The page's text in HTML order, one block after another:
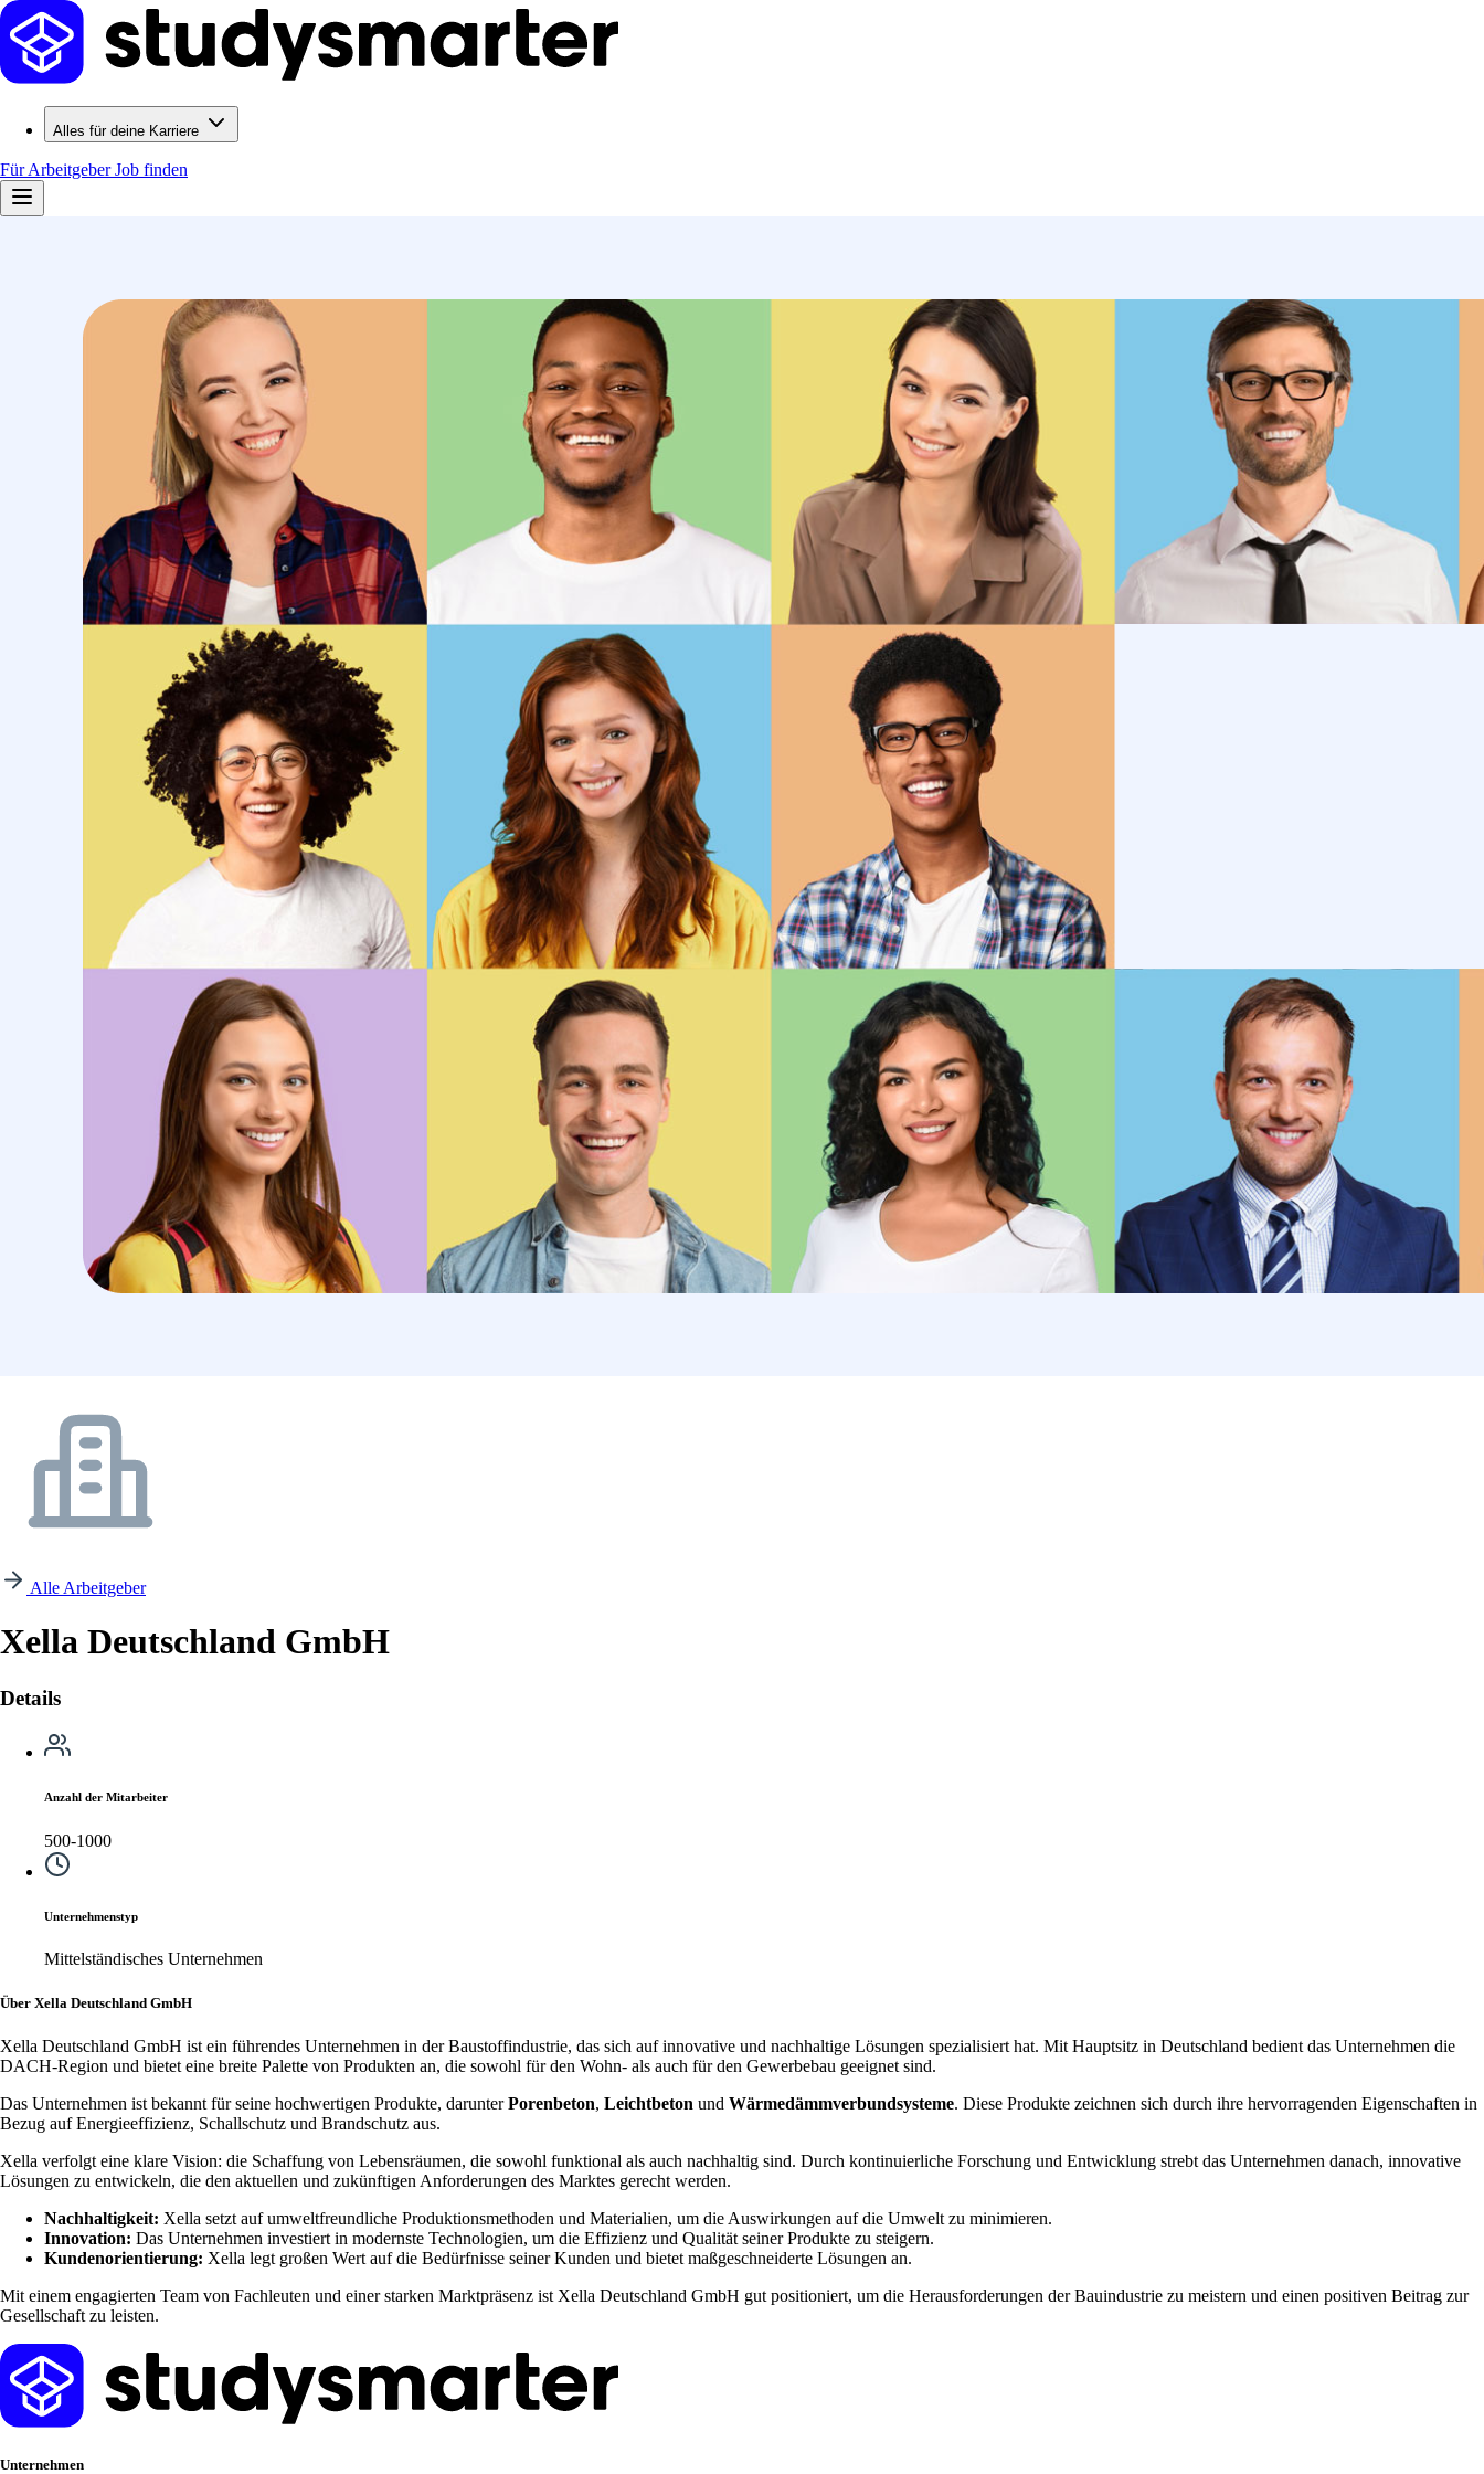
Alles für deine Karriere
Für ArbeitgeberJob finden
Alle Arbeitgeber
Xella Deutschland GmbH
Details
Anzahl der Mitarbeiter
500-1000
Unternehmenstyp
Mittelständisches Unternehmen
Über Xella Deutschland GmbH
Xella Deutschland GmbH ist ein führendes Unternehmen in der Baustoffindustrie, das sich auf innovative und nachhaltige Lösungen spezialisiert hat. Mit Hauptsitz in Deutschland bedient das Unternehmen die
DACH-Region und bietet eine breite Palette von Produkten an, die sowohl für den Wohn- als auch für den Gewerbebau geeignet sind.
Das Unternehmen ist bekannt für seine hochwertigen Produkte, darunterPorenbeton, Leichtbeton und Wärmedämmverbundsysteme. Diese Produkte zeichnen sich durch ihre hervorragenden Eigenschaften in
Bezug auf Energieeffizienz, Schallschutz und Brandschutz aus.
Xella verfolgt eine klare Vision: die Schaffung von Lebensräumen, die sowohl funktional als auch nachhaltig sind. Durch kontinuierliche Forschung und Entwicklung strebt das Unternehmen danach, innovative
Lösungen zu entwickeln, die den aktuellen und zukünftigen Anforderungen des Marktes gerecht werden.
Nachhaltigkeit: Xella setzt auf umweltfreundliche Produktionsmethoden und Materialien, um die Auswirkungen auf die Umwelt zu minimieren.
Innovation: Das Unternehmen investiert in modernste Technologien, um die Effizienz und Qualität seiner Produkte zu steigern.
Kundenorientierung: Xella legt großen Wert auf die Bedürfnisse seiner Kunden und bietet maßgeschneiderte Lösungen an.
Mit einem engagierten Team von Fachleuten und einer starken Marktpräsenz ist Xella Deutschland GmbH gut positioniert, um die Herausforderungen der Bauindustrie zu meistern und einen positiven Beitrag zur
Gesellschaft zu leisten.
Unternehmen